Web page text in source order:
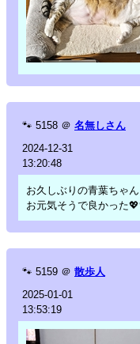
🐾 5158 ＠ 名無しさん
2024-12-31
13:20:48
お久しぶりの青葉ちゃん
お元気そうで良かった
🐾 5159 ＠ 散歩人
2025-01-01
13:53:19